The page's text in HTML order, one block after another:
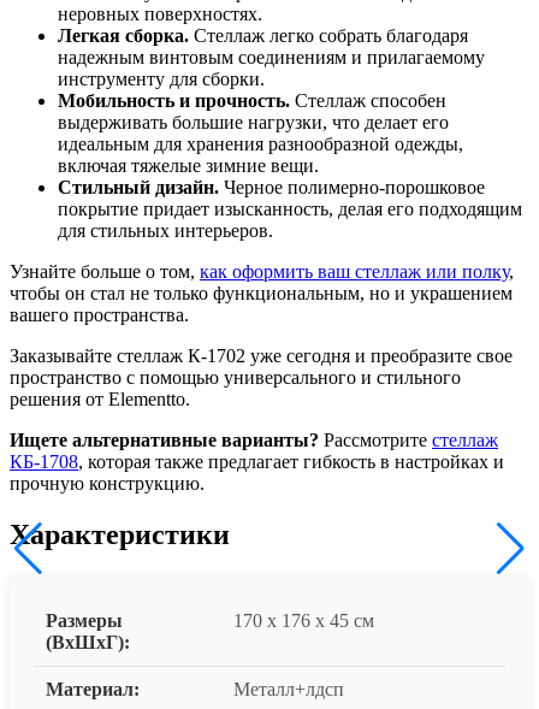
неровных поверхностях.
Легкая сборка. Стеллаж легко собрать благодаря
надежным винтовым соединениям и прилагаемому
инструменту для сборки.
Мобильность и прочность. Стеллаж способен
выдерживать большие нагрузки, что делает его
идеальным для хранения разнообразной одежды,
включая тяжелые зимние вещи.
Стильный дизайн. Черное полимерно-порошковое
покрытие придает изысканность, делая его подходящим
для стильных интерьеров.
Узнайте больше о том, как оформить ваш стеллаж или полку,
чтобы он стал не только функциональным, но и украшением
вашего пространства.
Заказывайте стеллаж К-1702 уже сегодня и преобразите свое
пространство с помощью универсального и стильного
решения от Elementto.
Ищете альтернативные варианты? Рассмотрите стеллаж
КБ-1708, которая также предлагает гибкость в настройках и
прочную конструкцию.
Характеристики
Размеры
(ВxШxГ):
170 x 176 x 45 см
Материал: Металл+лдсп